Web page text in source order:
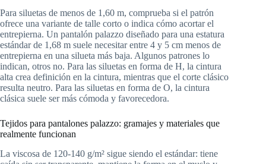
Para siluetas de menos de 1,60 m, comprueba si el patrón
ofrece una variante de talle corto o indica cómo acortar el
entrepierna. Un pantalón palazzo diseñado para una estatura
estándar de 1,68 m suele necesitar entre 4 y 5 cm menos de
entrepierna en una silueta más baja. Algunos patrones lo
indican, otros no. Para las siluetas en forma de H, la cintura
alta crea definición en la cintura, mientras que el corte clásico
resulta neutro. Para las siluetas en forma de O, la cintura
clásica suele ser más cómoda y favorecedora.
Tejidos para pantalones palazzo: gramajes y materiales que
realmente funcionan
La viscosa de 120-140 g/m² sigue siendo el estándar: tiene